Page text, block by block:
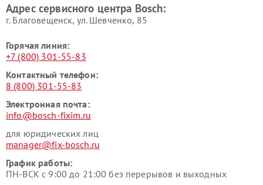
Адрес сервисного центра Bosch:
г. Благовещенск, ул. Шевченко, 85
Горячая линия:
+7 (800) 301-55-83
Контактный телефон:
8 (800) 301-55-83
Электронная почта:
info@bosch-fixim.ru
для юридических лиц
manager@fix-bosch.ru
График работы:
ПН-ВСК с 9:00 до 21:00 без перерывов и выходных